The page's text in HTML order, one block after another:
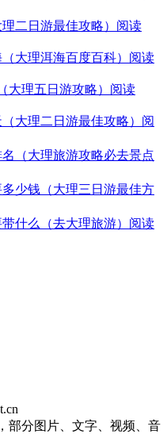
二日游最佳攻略） 阅读
大理洱海百度百科） 阅读
大理五日游攻略） 阅读
大理二日游最佳攻略） 阅
（大理旅游攻略必去景点
少钱（大理三日游最佳方
什么（去大理旅游） 阅读
部分图片、文字、视频、音